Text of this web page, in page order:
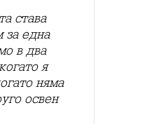
става
за една
в два
я
няма
освен